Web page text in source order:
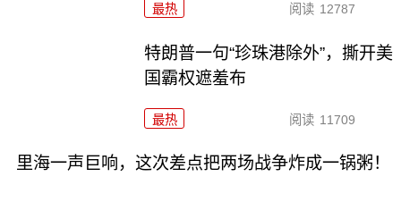
最热 阅读 12787
特朗普一句“珍珠港除外”，撕开美
国霸权遮羞布
最热 阅读 11709
里海一声巨响，这次差点把两场战争炸成一锅粥！